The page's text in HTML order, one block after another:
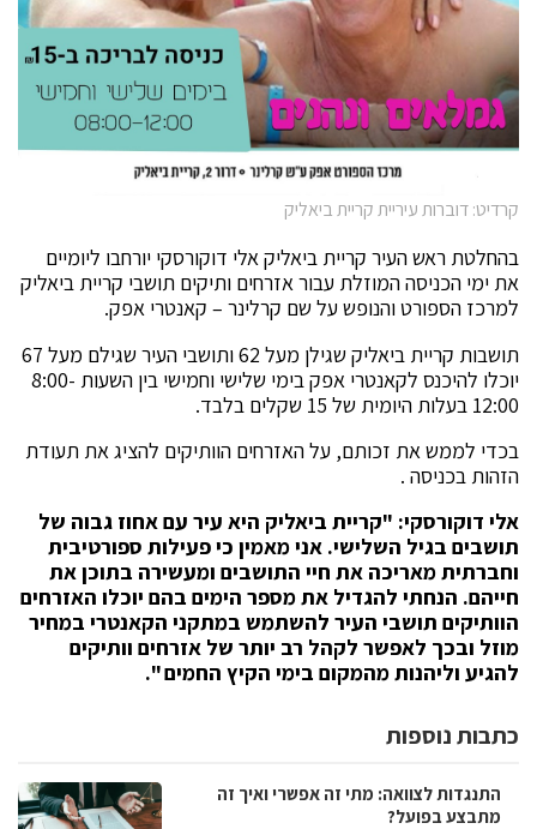
קרדיט: דוברות עיריית קריית ביאליק
בהחלטת ראש העיר קריית ביאליק אלי דוקורסקי יורחבו ליומיים
את ימי הכניסה המוזלת עבור אזרחים ותיקים תושבי קריית ביאליק
למרכז הספורט והנופש על שם קרלינר – קאנטרי אפק.
תושבות קריית ביאליק שגילן מעל 62 ותושבי העיר שגילם מעל 67
יוכלו להיכנס לקאנטרי אפק בימי שלישי וחמישי בין השעות 8:00-
12:00 בעלות היומית של 15 שקלים בלבד.
בכדי לממש את זכותם, על האזרחים הוותיקים להציג את תעודת
הזהות בכניסה .
אלי דוקורסקי: "קריית ביאליק היא עיר עם אחוז גבוה של
תושבים בגיל השלישי. אני מאמין כי פעילות ספורטיבית
וחברתית מאריכה את חיי התושבים ומעשירה בתוכן את
חייהם. הנחתי להגדיל את מספר הימים בהם יוכלו האזרחים
הוותיקים תושבי העיר להשתמש במתקני הקאנטרי במחיר
מוזל ובכך לאפשר לקהל רב יותר של אזרחים וותיקים
להגיע וליהנות מהמקום בימי הקיץ החמים ".
כתבות נוספות
התנגדות לצוואה: מתי זה אפשרי ואיך זה
מתבצע בפועל?